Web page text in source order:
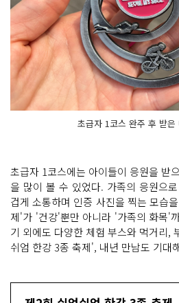
초급자 1코스 완주 후 받
초급자 1코스에는 아이들이 응원을 받
을 많이 볼 수 있었다. 가족의 응원으
겁게 소통하며 인증 사진을 찍는 모습
제'가 '건강'뿐만 아니라 '가족의 화목'
기 외에도 다양한 체험 부스와 먹거리,
쉬엄 한강 3종 축제', 내년 만남도 기대